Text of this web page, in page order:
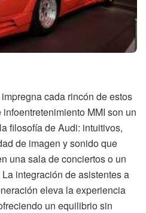
cada rincón de estos
MMI son un
filosofía de Audi: intuitivos,
de imagen y sonido que
una sala de conciertos o un
integración de asistentes a
eleva la experiencia
un equilibrio sin